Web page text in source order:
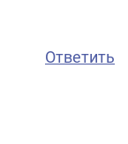
Ответить